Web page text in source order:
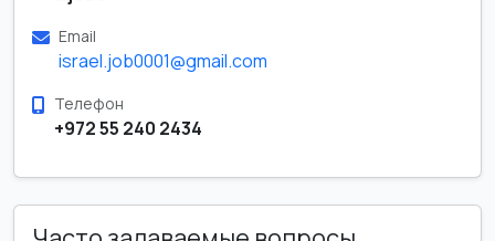
Email
israel.job0001@gmail.com
Телефон
+972 55 240 2434